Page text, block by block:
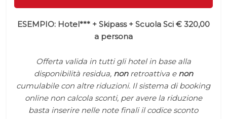
ESEMPIO: Hotel*** + Skipass + Scuola Sci € 320,00
a persona
Offerta valida in tutti gli hotel in base alla
disponibilità residua, nonretroattiva e non
cumulabile con altre riduzioni. Il sistema di booking
online non calcola sconti, per avere la riduzione
basta inserire nelle note finali il codice sconto